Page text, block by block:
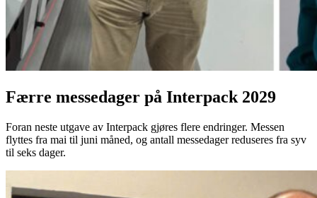
Færre messedager på Interpack 2029
Foran neste utgave av Interpack gjøres flere endringer. Messen
flyttes fra mai til juni måned, og antall messedager reduseres fra syv
til seks dager.